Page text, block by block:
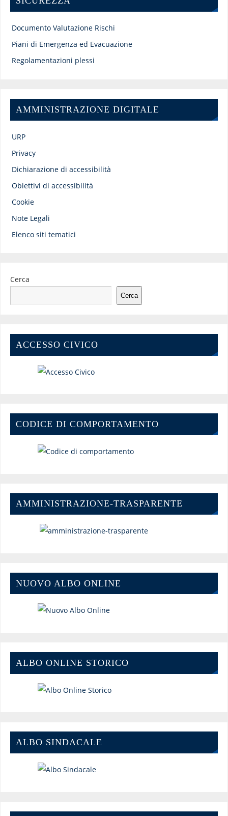
Documento Valutazione Rischi
Piani di Emergenza ed Evacuazione
Regolamentazioni plessi
AMMINISTRAZIONE DIGITALE
URP
Privacy
Dichiarazione di accessibilità
Obiettivi di accessibilità
Cookie
Note Legali
Elenco siti tematici
Cerca
Cerca
ACCESSO CIVICO
CODICE DI COMPORTAMENTO
AMMINISTRAZIONE-TRASPARENTE
NUOVO ALBO ONLINE
ALBO ONLINE STORICO
ALBO SINDACALE